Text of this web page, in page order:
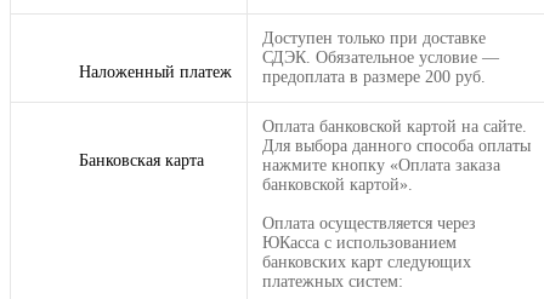
Наложенный платеж
Доступен только при доставке
СДЭК. Обязательное условие —
предоплата в размере 200 руб.
Банковская карта
Оплата банковской картой на сайте.
Для выбора данного способа оплаты
нажмите кнопку «Оплата заказа
банковской картой».
Оплата осуществляется через
ЮКасса с использованием
банковских карт следующих
платежных систем: